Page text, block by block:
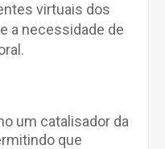
virtuais dos
a necessidade de
um catalisador da
que